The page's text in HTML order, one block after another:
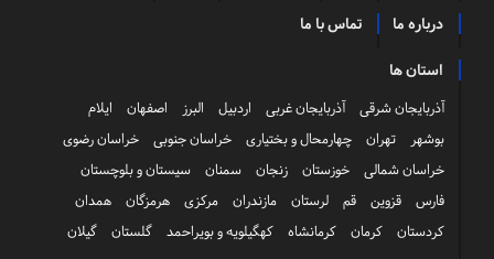
درباره ما تماس با ما
استان ها
آذربایجان شرقی آذربایجان غربی اردبیل البرز اصفهان
ایلام
بوشهر
تهران چهارمحال و بختیاری خراسان جنوبی
خراسان رضوی
خراسان شمالی
خوزستان زنجان سمنان
سیستان و بلوچستان
فارس
قزوین قم لرستان مازندران مرکزی هرمزگان
همدان
کردستان
کرمان کرمانشاه کهگیلویه و بویراحمد گلستان
گیلان